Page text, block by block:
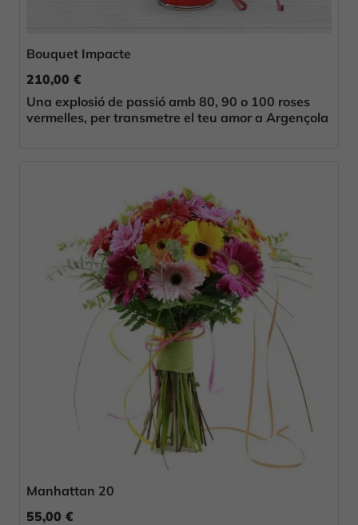
Bouquet Impacte
210,00 €
Una explosió de passió amb 80, 90 o 100 roses
vermelles, per transmetre el teu amor a Argençola
Manhattan 20
55,00 €